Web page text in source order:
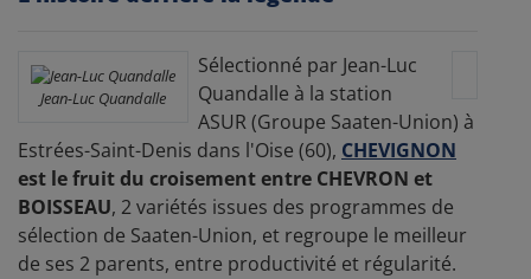
Jean-Luc Quandalle
Sélectionné par Jean-Luc
Quandalle à la station
ASUR (Groupe Saaten-Union) à
Estrées-Saint-Denis dans l'Oise (60), CHEVIGNON
est le fruit du croisement entre CHEVRON et
BOISSEAU, 2 variétés issues des programmes de
sélection de Saaten-Union, et regroupe le meilleur
de ses 2 parents, entre productivité et régularité.